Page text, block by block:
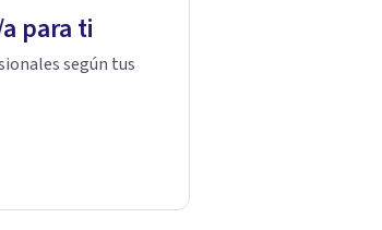
para ti
según tus